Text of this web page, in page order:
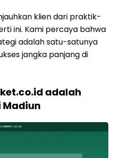
klien dari praktik-
ini. Kami percaya bahwa
adalah satu-satunya
jangka panjang di
adalah
Madiun